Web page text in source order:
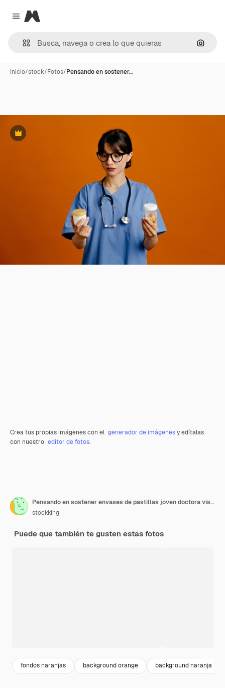
Close menu
Magnific
Inicio/stock/Fotos/Pensando en sostener…
Premium
Crea tus propias imágenes con el generador de imágenesy edítalas
con nuestro editor de fotos.
Pensando en sostener envases de pastillas joven doctora vistiendo uniforme fith estetoscopio aislado sobre fondo naranja
stockking
Puede que también te gusten estas fotos
fondos naranjas background orange background naranja